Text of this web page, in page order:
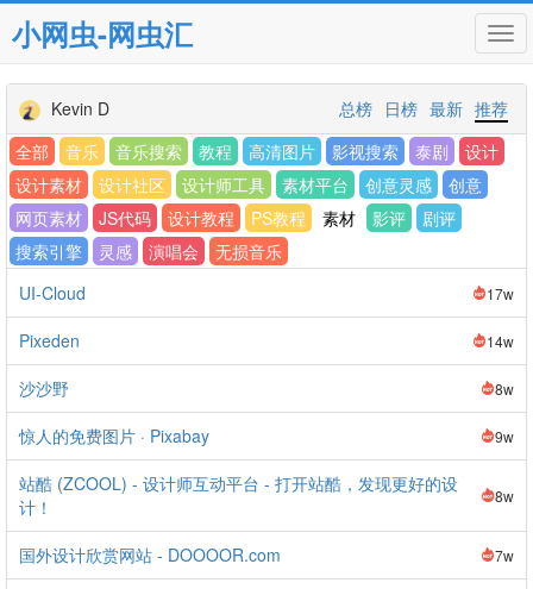
小网虫-网虫汇
Kevin D 推荐
最新
日榜
总榜
全部
音乐 音乐搜索 教程 高清图片 影视搜索 泰剧
设计
设计素材
设计社区 设计师工具 素材平台 创意灵感
创意
网页素材
JS代码 设计教程 PS教程 素材 影评
剧评
搜索引擎
灵感 演唱会
无损音乐
UI-Cloud
17w
Pixeden 14w
沙沙野 8w
惊人的免费图片 · Pixabay 9w
站酷 (ZCOOL) - 设计师互动平台 - 打开站酷，发现更好的设
计！
8w
国外设计欣赏网站 - DOOOOR.com 7w